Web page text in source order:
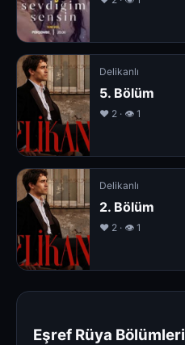
Delikanlı
5. Bölüm
❤️ 2 · 👁 1
Delikanlı
2. Bölüm
❤️ 2 · 👁 1
Eşref Rüya Bölümleri